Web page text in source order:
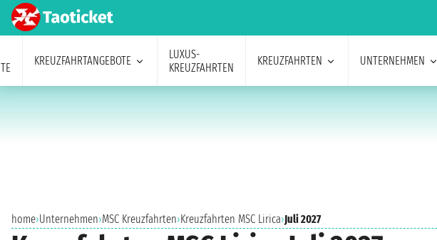
KREUZFAHRTANGEBOTE
LUXUS-
KREUZFAHRTEN
KREUZFAHRTEN UNTERNEHMEN
home›Unternehmen›MSC Kreuzfahrten›Kreuzfahrten MSC Lirica›Juli 2027